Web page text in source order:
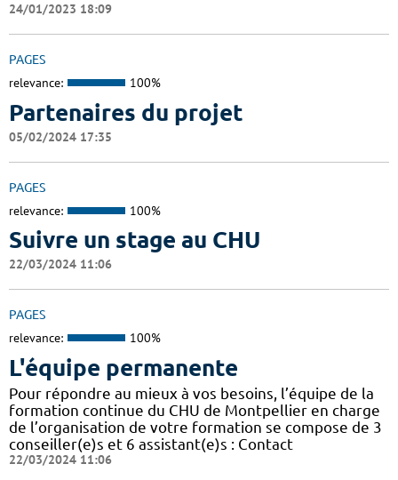
24/01/2023 18:09
PAGES
relevance: 100%
Partenaires du projet
05/02/2024 17:35
PAGES
relevance: 100%
Suivre un stage au CHU
22/03/2024 11:06
PAGES
relevance: 100%
L'équipe permanente
Pour répondre au mieux à vos besoins, l’équipe de la
formation continue du CHU de Montpellier en charge
de l’organisation de votre formation se compose de 3
conseiller(e)s et 6 assistant(e)s : Contact
22/03/2024 11:06